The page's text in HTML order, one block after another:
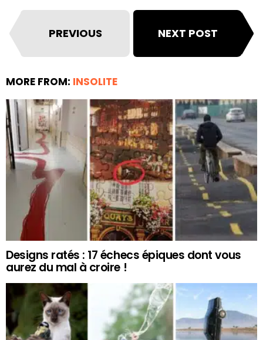
PREVIOUS NEXT POST
MORE FROM: INSOLITE
Designs ratés : 17 échecs épiques dont vous
aurez du mal à croire !